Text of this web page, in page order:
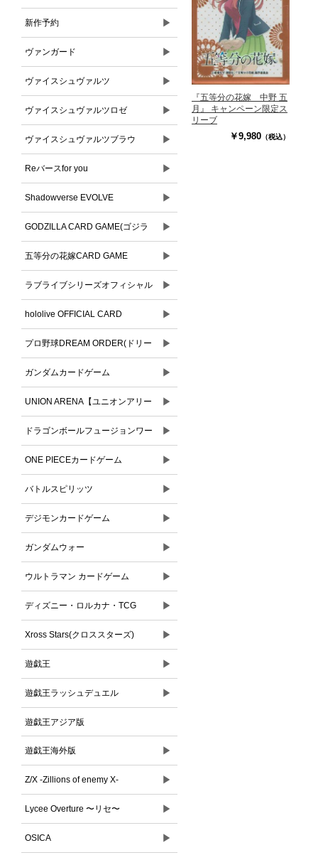
新作予約 ▶
ヴァンガード ▶
ヴァイスシュヴァルツ ▶
ヴァイスシュヴァルツロゼ ▶
ヴァイスシュヴァルツブラウ ▶
Reバースfor you ▶
Shadowverse EVOLVE ▶
GODZILLA CARD GAME(ゴジラ
カードゲーム)
▶
五等分の花嫁CARD GAME ▶
ラブライブシリーズオフィシャル
カードゲーム
▶
hololive OFFICIAL CARD
GAME(ホロライブオフィシャルカ
ードゲーム)
▶
プロ野球DREAM ORDER(ドリー
ムオーダー)
▶
ガンダムカードゲーム ▶
UNION ARENA【ユニオンアリー
ナ】
▶
ドラゴンボールフュージョンワー
ルド
▶
ONE PIECEカードゲーム ▶
バトルスピリッツ ▶
デジモンカードゲーム ▶
ガンダムウォー ▶
ウルトラマン カードゲーム ▶
ディズニー・ロルカナ・TCG ▶
Xross Stars(クロススターズ) ▶
遊戯王 ▶
遊戯王ラッシュデュエル ▶
遊戯王アジア版
遊戯王海外版 ▶
Z/X -Zillions of enemy X- ▶
Lycee Overture 〜リセ〜 ▶
OSICA ▶
『五等分の花嫁 中野 五
月』 キャンペーン限定ス
リーブ
￥9,980 （税込）